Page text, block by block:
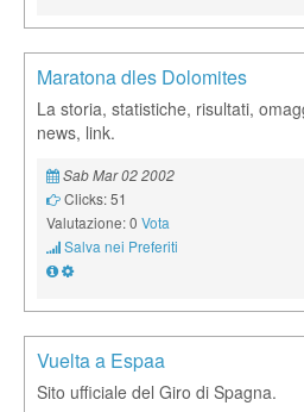
Maratona dles Dolomites
La storia, statistiche, risultati,
news, link.
Sab Mar 02 2002
Clicks: 51
Valutazione: 0 Vota
Salva nei Preferiti
Vuelta a Espaa
Sito ufficiale del Giro di Spagna.